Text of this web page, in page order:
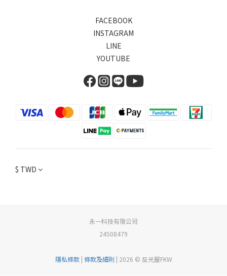
FACEBOOK
INSTAGRAM
LINE
YOUTUBE
$ TWD
永一科技有限公司
24508479
隱私條款| 條款及細則 | 2026 © 反光屋FKW